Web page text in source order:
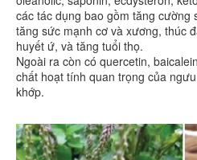
các tác dụng bao gồm tăng cường
tăng sức mạnh cơ và xương, thúc
huyết ứ, và tăng tuổi thọ.
Ngoài ra còn có quercetin,
chất hoạt tính quan trọng của
khớp.